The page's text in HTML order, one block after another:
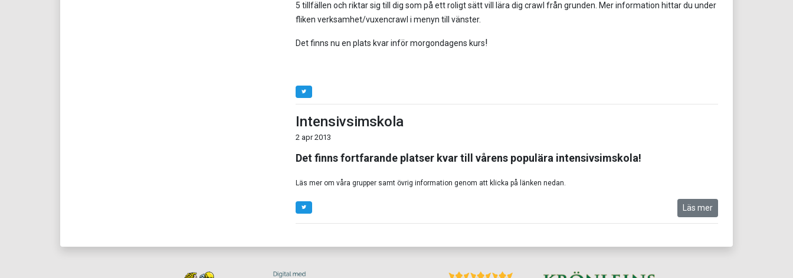
5 tillfällen och riktar sig till dig som på ett roligt sätt vill lära dig crawl från grunden. Mer information hittar du under
fliken verksamhet/vuxencrawl i menyn till vänster.
Det finns nu en plats kvar inför morgondagens kurs!
Intensivsimskola
2 apr 2013
Det finns fortfarande platser kvar till vårens populära intensivsimskola!
Läs mer om våra grupper samt övrig information genom att klicka på länken nedan.
Läs mer